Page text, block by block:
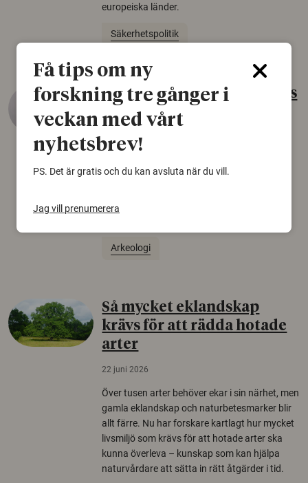
europeiska länder.
Säkerhetspolitik
Gammalt skinn var Sveriges
äldsta sko
22 juni 2026
björnfäll visar sig vara delar av en 2000 år
skomode och beskrivs som mycket ovanligt i
Arkeologi
Så mycket eklandskap
krävs för att rädda hotade
arter
22 juni 2026
Över tusen arter behöver ekar i sin närhet, men
gamla eklandskap och naturbetesmarker blir
allt färre. Nu har forskare kartlagt hur mycket
livsmiljö som krävs för att hotade arter ska
kunna överleva – kunskap som kan hjälpa
naturvårdare att sätta in rätt åtgärder i tid.
Få tips om ny
forskning tre gånger i
veckan med vårt
nyhetsbrev!
PS. Det är gratis och du kan avsluta när du vill.
Jag vill prenumerera